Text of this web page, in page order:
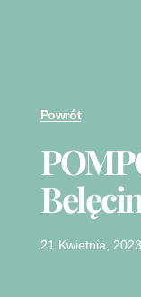
Powrót
21 Kwietnia, 2023